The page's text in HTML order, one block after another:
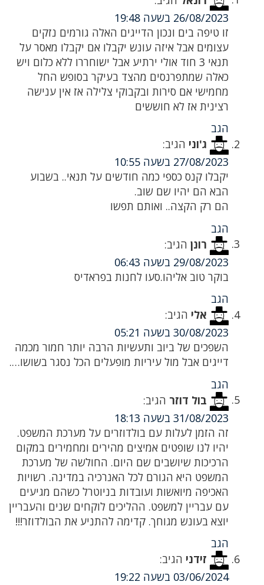
26/08/2023 בשעה 19:48
זו טיפה בים ונכון הדייגים האלה גורמים נזקים
עצומים אבל איזה עונש יקבלו אם יקבלו מאסר על
תנאי 3 חוד אולי ירתיע אבל ישוחררו ללא כלום ויש
כאלה שמתפרנסים מהצד בעיקר בסופש החל
מחמישי אם סירות ובקבוקי צלילה אז אין ענישה
רצינית אז לא חוששים
הגב
ג'וני הגיב:
27/08/2023 בשעה 10:55
יקבלו קנס כספי כמה חודשים על תנאי.. בשבוע
הבא הם יהיו שם שוב.
הם רק הקצה.. ואותם תפשו
הגב
רונן הגיב:
29/08/2023 בשעה 06:43
בוקר טוב אליהו.סעו לחנות בפראדיס
הגב
אלי הגיב:
30/08/2023 בשעה 05:21
השפכים של ביוב ותעשיות הרבה יותר חמור מכמה
דייגים אבל מול עיריות מופעלים הכל נסגר בשושו….
הגב
בול דוזר הגיב:
31/08/2023 בשעה 18:13
זה הזמן לעלות עם בולדוזרים על מערכת המשפט.
יהיו לנו שופטים אמיצים מהירים ומחמירים במקום
הרכיכות שיושבים שם היום. החולשה של מערכת
המשפט היא הגורם לכל האנרכיה במדינה. רשויות
האכיפה מיואשות ועובדות בניוטרל כשהם מגיעים
עם עבריין למשפט. ההליכים לוקחים שנים והעבריין
יוצא בעונש מגוחך. קדימה להתניע את הבולדוזר!!!
הגב
זידני הגיב:
03/06/2024 בשעה 19:22